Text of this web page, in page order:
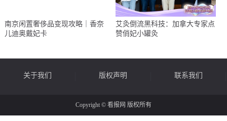
南京闲置奢侈品变现攻略｜香奈
儿迪奥戴妃卡
艾灸倒流黑科技：加拿大专家点
赞俏妃小罐灸
关于我们 版权声明 联系我们
Copyright © 看报网 版权所有